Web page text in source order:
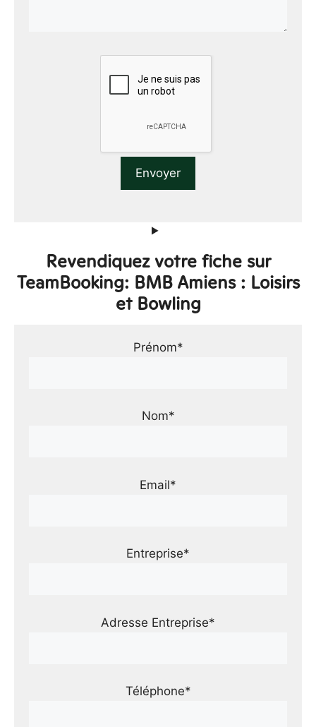
Revendiquez votre fiche sur
TeamBooking: BMB Amiens : Loisirs
et Bowling
Prénom*
Nom*
Email*
Entreprise*
Adresse Entreprise*
Téléphone*